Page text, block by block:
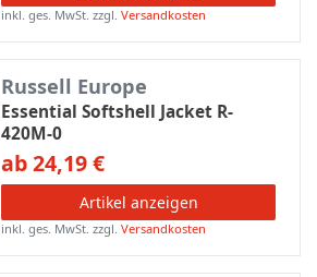
inkl. ges. MwSt. zzgl.Versandkosten
Russell Europe
Essential Softshell Jacket R-
420M-0
ab 24,19 €
Artikel anzeigen
inkl. ges. MwSt. zzgl.Versandkosten